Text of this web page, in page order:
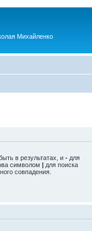
Михайленко
в результатах, и - для
символом | для поиска
совпадения.